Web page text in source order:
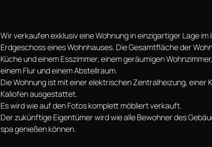
Wir verkaufen exklusiv eine Wohnung in einzigartiger Lage
Erdgeschoss eines Wohnhauses. Die Gesamtfläche der
Küche und einem Esszimmer, einem geräumigen
einem Flur und einem Abstellraum.
Die Wohnung ist mit einer elektrischen Zentralheizung, einer
Kaliofen ausgestattet.
Es wird wie auf den Fotos komplett möbliert verkauft.
Der zukünftige Eigentümer wird wie alle Bewohner des
spa genießen können.